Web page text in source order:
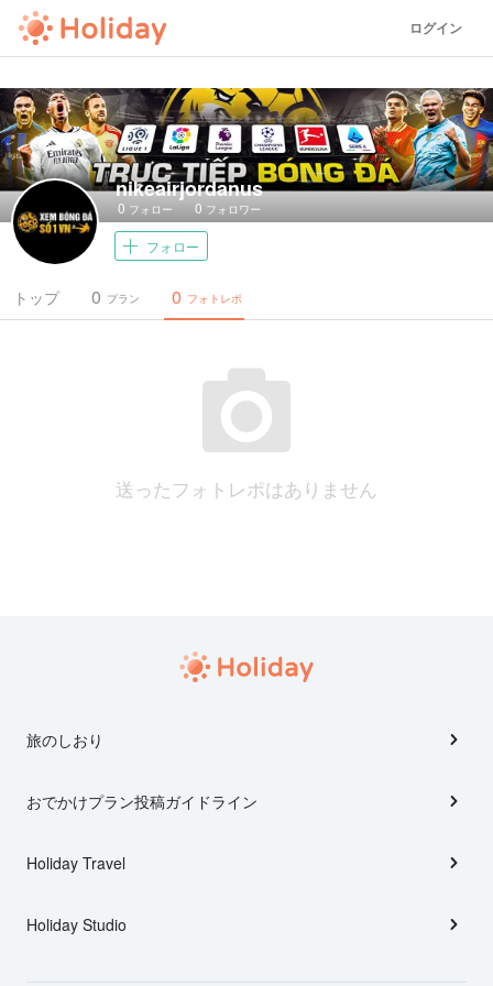
ログイン
nikeairjordanus
0 フォロー 0 フォロワー
フォロー
トップ プラン
0 フォトレポ
0
送ったフォトレポはありません
旅のしおり
おでかけプラン投稿ガイドライン
Holiday Travel
Holiday Studio